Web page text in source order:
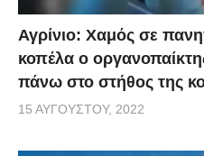
Αγρίνιο: Χαμός σε
κοπέλα ο
πάνω στο στήθος της
15 ΑΥΓΟΎΣΤΟΥ, 2022